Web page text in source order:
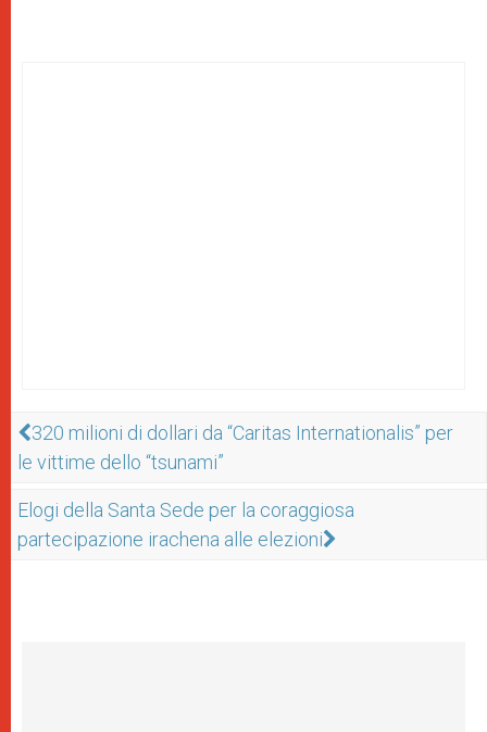
320 milioni di dollari da “Caritas Internationalis” per
le vittime dello “tsunami”
Elogi della Santa Sede per la coraggiosa
partecipazione irachena alle elezioni